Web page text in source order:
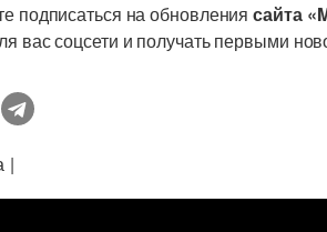
подписаться на обновлениясайта
вас соцсети и получать первыми